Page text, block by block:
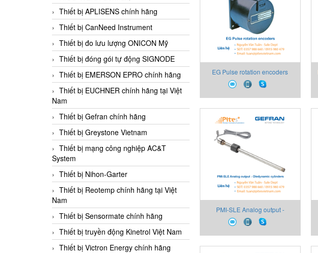
Thiết bị APLISENS chính hãng
Thiết bị CanNeed Instrument
Thiết bị đo lưu lượng ONICON Mỹ
Thiết bị đóng gói tự động SIGNODE
Thiết bị EMERSON EPRO chính hãng
Thiết bị EUCHNER chính hãng tại Việt
Nam
Thiết bị Gefran chính hãng
Thiết bị Greystone Vietnam
Thiết bị mạng công nghiệp AC&T
System
Thiết bị Nihon-Garter
Thiết bị Reotemp chính hãng tại Việt
Nam
Thiết bị Sensormate chính hãng
Thiết bị truyền động Kinetrol Việt Nam
Thiết bị Victron Energy chính hãng
EG Pulse rotation encoders
Gefran Việt Nam
PMI-SLE Analog output -
Oledynamic cylinders Cảm biến
vị trí Gefran